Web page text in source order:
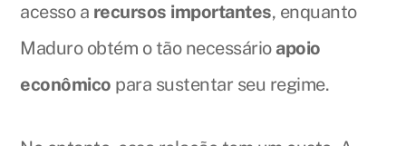
acesso a recursos importantes, enquanto
Maduro obtém o tão necessário apoio
econômico para sustentar seu regime.